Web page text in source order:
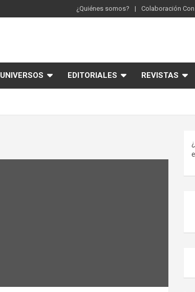
¿Quiénes somos? Colaboración
UNIVERSOS EDITORIALES REVISTAS